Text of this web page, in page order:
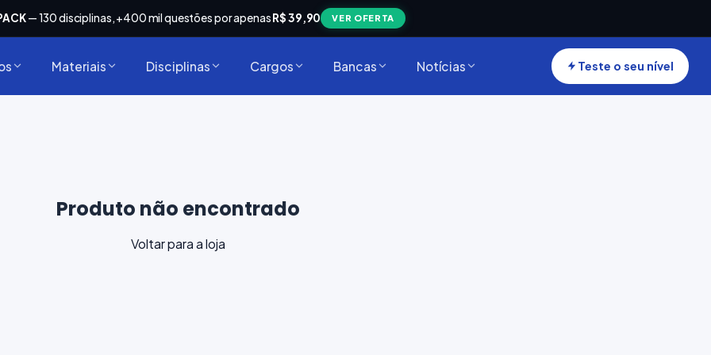
— 130 disciplinas, +400 mil questões por apenasR$ 39,90 VER OFERTA
Materiais Disciplinas Cargos Bancas Notícias Teste o seu nível
Produto não encontrado
Voltar para a loja